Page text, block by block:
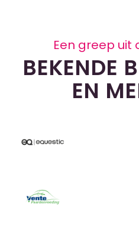
Een greep uit
BEKENDE
EN